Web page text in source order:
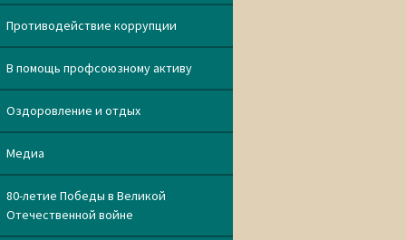
Противодействие коррупции
В помощь профсоюзному активу
Оздоровление и отдых
Медиа
80-летие Победы в Великой
Отечественной войне